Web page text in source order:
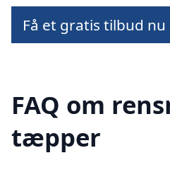
Få et gratis tilbud nu
FAQ om
tæpper